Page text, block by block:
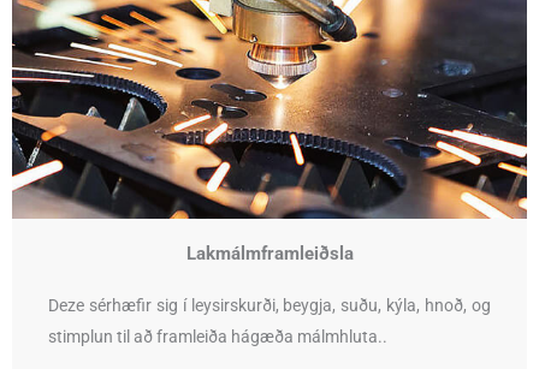
Lakmálmframleiðsla
Deze sérhæfir sig í leysirskurði, beygja, suðu, kýla, hnoð, og
stimplun til að framleiða hágæða málmhluta..